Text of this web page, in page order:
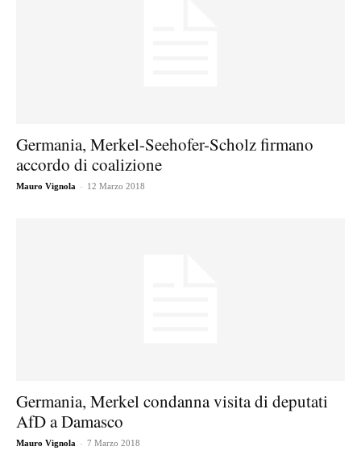
Germania, Merkel-Seehofer-Scholz firmano
accordo di coalizione
Mauro Vignola - 12 Marzo 2018
Germania, Merkel condanna visita di deputati
AfD a Damasco
Mauro Vignola - 7 Marzo 2018